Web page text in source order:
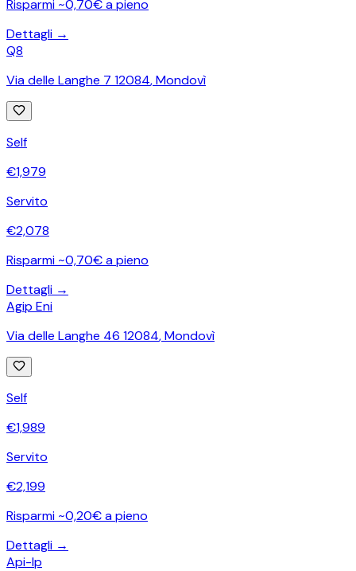
Risparmi ~0,70€ a pieno
Dettagli →
Q8
Via delle Langhe 7 12084,Mondovì
Self
€1,979
Servito
€2,078
Risparmi ~0,70€ a pieno
Dettagli →
Agip Eni
Via delle Langhe 46 12084,Mondovì
Self
€1,989
Servito
€2,199
Risparmi ~0,20€ a pieno
Dettagli →
Api-Ip